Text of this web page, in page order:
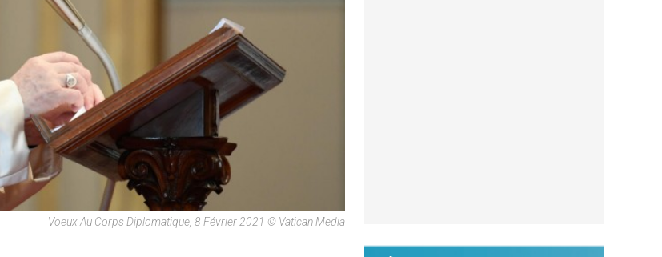
Voeux Au Corps Diplomatique, 8 Février 2021 © Vatican Media